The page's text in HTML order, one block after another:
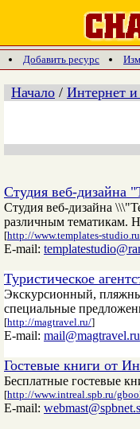
Добавить ресурс
Начало / Интернет
Студия веб-дизайна
Студия веб-дизайна
различным тематикам.
[http://www.templates-studio.ru
E-mail:
Туристическое
Экскурсионный,
специальные
[http://magtravel.ru/]
E-mail: mail@magtravel.ru
Гостевые книги от
Бесплатные гостевые
[http://www.intreal.spb.ru/
E-mail: